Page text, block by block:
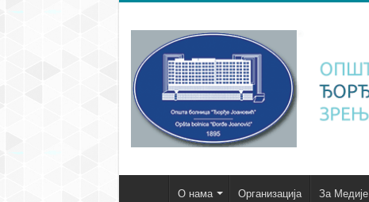
О нама Организација За Медије